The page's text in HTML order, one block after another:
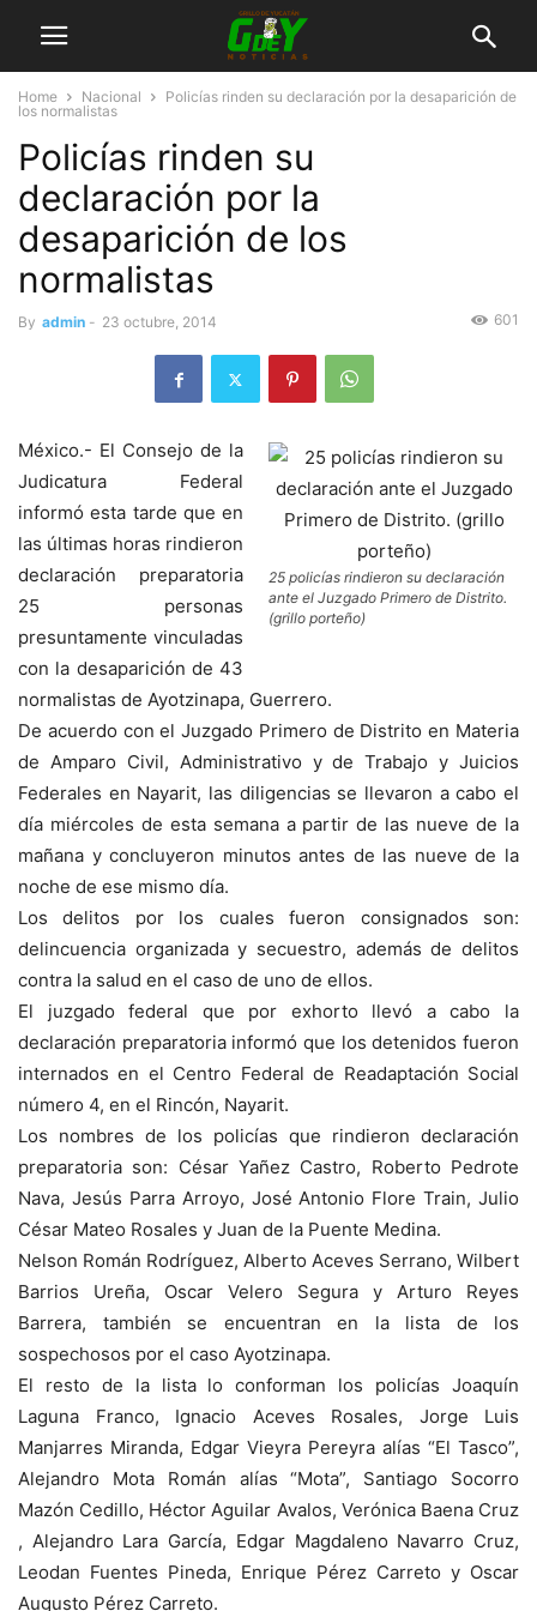
Home Nacional
Policías rinden su declaración por la desaparición de
los normalistas
Policías rinden su
declaración por la
desaparición de los
normalistas
By admin - 23 octubre, 2014 601
25 policías rindieron su declaración
ante el Juzgado Primero de Distrito.
(grillo porteño)
México.- El Consejo de la
Judicatura Federal
informó esta tarde que en
las últimas horas rindieron
declaración preparatoria
25 personas
presuntamente vinculadas
con la desaparición de 43
normalistas de Ayotzinapa, Guerrero.
De acuerdo con el Juzgado Primero de Distrito en Materia
de Amparo Civil, Administrativo y de Trabajo y Juicios
Federales en Nayarit, las diligencias se llevaron a cabo el
día miércoles de esta semana a partir de las nueve de la
mañana y concluyeron minutos antes de las nueve de la
noche de ese mismo día.
Los delitos por los cuales fueron consignados son:
delincuencia organizada y secuestro, además de delitos
contra la salud en el caso de uno de ellos.
El juzgado federal que por exhorto llevó a cabo la
declaración preparatoria informó que los detenidos fueron
internados en el Centro Federal de Readaptación Social
número 4, en el Rincón, Nayarit.
Los nombres de los policías que rindieron declaración
preparatoria son: César Yañez Castro, Roberto Pedrote
Nava, Jesús Parra Arroyo, José Antonio Flore Train, Julio
César Mateo Rosales y Juan de la Puente Medina.
Nelson Román Rodríguez, Alberto Aceves Serrano, Wilbert
Barrios Ureña, Oscar Velero Segura y Arturo Reyes
Barrera, también se encuentran en la lista de los
sospechosos por el caso Ayotzinapa.
El resto de la lista lo conforman los policías Joaquín
Laguna Franco, Ignacio Aceves Rosales, Jorge Luis
Manjarres Miranda, Edgar Vieyra Pereyra alías “El Tasco”,
Alejandro Mota Román alías “Mota”, Santiago Socorro
Mazón Cedillo, Héctor Aguilar Avalos, Verónica Baena Cruz
, Alejandro Lara García, Edgar Magdaleno Navarro Cruz,
Leodan Fuentes Pineda, Enrique Pérez Carreto y Oscar
Augusto Pérez Carreto.